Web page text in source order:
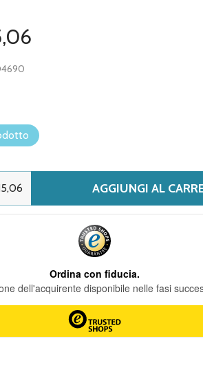
DI BUONA - BUONALUX
QUANTITÀ DI BUONA - BUONALUX
AGGIUNGI AL